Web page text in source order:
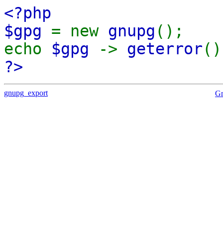
<?php
$gpg = new gnupg ();
echo $gpg -> geterror
?>
gnupg_export